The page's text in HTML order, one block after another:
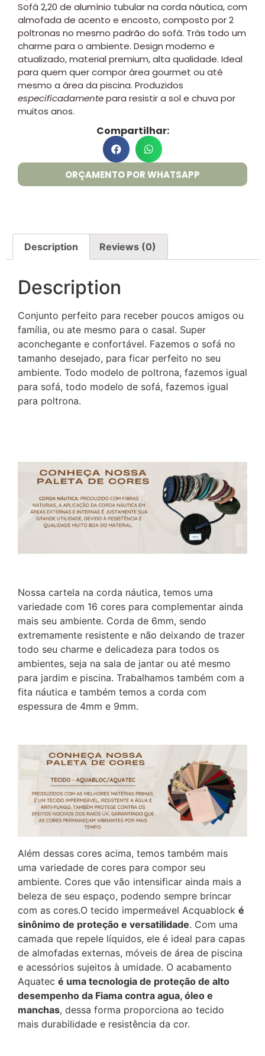
Sofá 2,20 de alumínio tubular na corda náutica, com
almofada de acento e encosto, composto por 2
poltronas no mesmo padrão do sofá. Trás todo um
charme para o ambiente. Design moderno e
atualizado, material premium, alta qualidade. Ideal
para quem quer compor área gourmet ou até
mesmo a área da piscina. Produzidos
especificadamentepara resistir a sol e chuva por
muitos anos.
Compartilhar:
ORÇAMENTO POR WHATSAPP
Description Reviews (0)
Description
Conjunto perfeito para receber poucos amigos ou
família, ou ate mesmo para o casal. Super
aconchegante e confortável. Fazemos o sofá no
tamanho desejado, para ficar perfeito no seu
ambiente. Todo modelo de poltrona, fazemos igual
para sofá, todo modelo de sofá, fazemos igual
para poltrona.
Nossa cartela na corda náutica, temos uma
variedade com 16 cores para complementar ainda
mais seu ambiente. Corda de 6mm, sendo
extremamente resistente e não deixando de trazer
todo seu charme e delicadeza para todos os
ambientes, seja na sala de jantar ou até mesmo
para jardim e piscina. Trabalhamos também com a
fita náutica e também temos a corda com
espessura de 4mm e 9mm.
Além dessas cores acima, temos também mais
uma variedade de cores para compor seu
ambiente. Cores que vão intensificar ainda mais a
beleza de seu espaço, podendo sempre brincar
com as cores.O tecido impermeável Acquablock é
sinônimo de proteção e versatilidade. Com uma
camada que repele líquidos, ele é ideal para capas
de almofadas externas, móveis de área de piscina
e acessórios sujeitos à umidade. O acabamento
Aquatec é uma tecnologia de proteção de alto
desempenho da Fiama contra agua, óleo e
manchas, dessa forma proporciona ao tecido
mais durabilidade e resistência da cor.
Telefone
(37) 99863-0914